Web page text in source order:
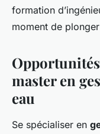
formation
moment de
master en
eau
Se spécialiser en